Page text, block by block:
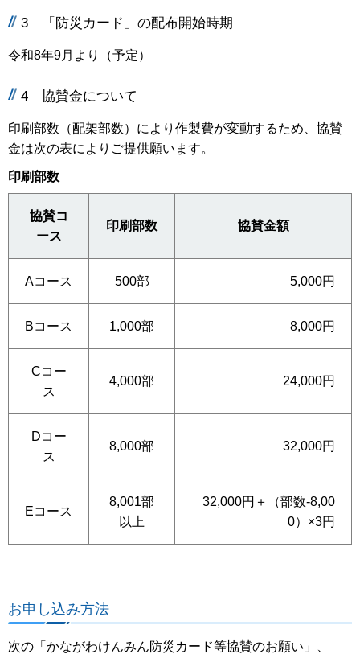
3 「防災カード」の配布開始時期
令和8年9月より（予定）
4 協賛金について
印刷部数（配架部数）により作製費が変動するため、協賛
金は次の表によりご提供願います。
印刷部数
協賛コ
ース
印刷部数 協賛金額
Aコース 500部 5,000円
Bコース 1,000部 8,000円
Cコー
ス
4,000部 24,000円
Dコー
ス
8,000部 32,000円
Eコース
8,001部
以上
32,000円＋（部数-8,00
0）×3円
お申し込み方法
次の「かながわけんみん防災カード等協賛のお願い」、